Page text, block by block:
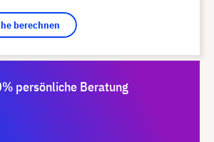
berechnen
persönliche Beratung